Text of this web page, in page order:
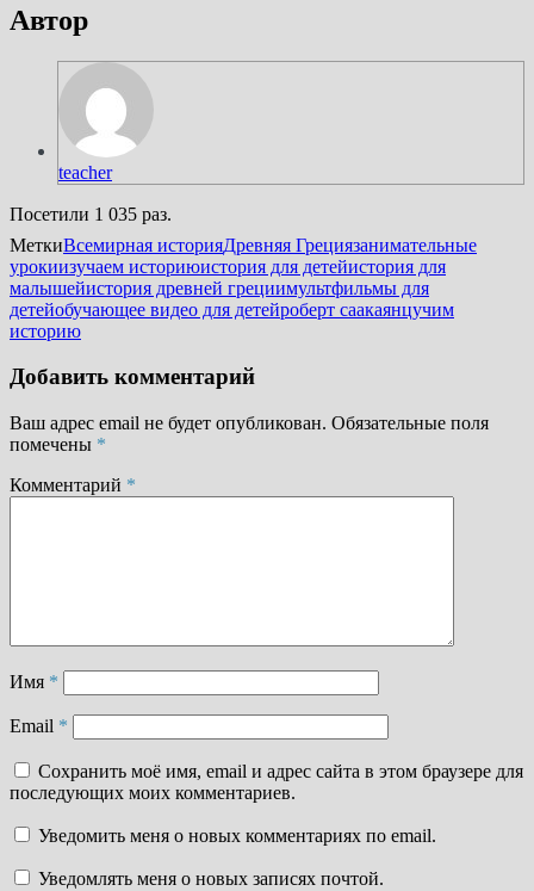
Автор
teacher
Посетили 1 035 раз.
МеткиВсемирная историяДревняя Грециязанимательные
урокиизучаем историюистория для детейистория для
малышейистория древней грециимультфильмы для
детейобучающее видео для детейроберт саакаянцучим
историю
Добавить комментарий
Ваш адрес email не будет опубликован. Обязательные поля
помечены *
Комментарий *
Имя *
Email *
Сохранить моё имя, email и адрес сайта в этом браузере для
последующих моих комментариев.
Уведомить меня о новых комментариях по email.
Уведомлять меня о новых записях почтой.